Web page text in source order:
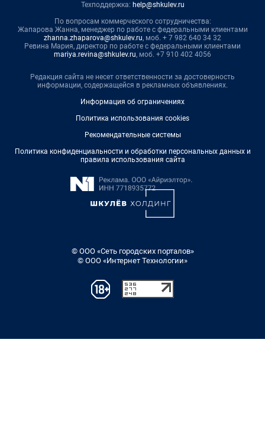
Техподдержка: help@shkulev.ru
По вопросам коммерческого сотрудничества:
Жапарова Жанна, менеджер по работе с федеральными клиентами
zhanna.zhaparova@shkulev.ru, моб. + 7 982 640 34 32
Ревина Мария, директор по работе с федеральными клиентами
mariya.revina@shkulev.ru, моб. +7 910 402 4056
Редакция сайта не несет ответственности за достоверность
информации, содержащейся в рекламных объявлениях.
Информация об ограничениях
Политика использования cookies
Рекомендательные системы
Политика конфиденциальности и обработки персональных данных и
правила использования сайта
© ООО «Сеть городских порталов»
© ООО «Интернет Технологии»